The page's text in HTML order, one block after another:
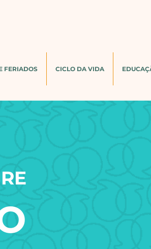
FERIADOS CICLO DA VIDA